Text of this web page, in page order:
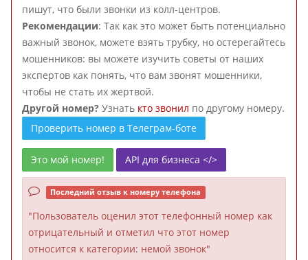
пишут, что были звонки из колл-центров.
Рекомендации: Так как это может быть потенциально
важный звонок, можете взять трубку, но остерегайтесь
мошенников: вы можете изучить советы от наших
экспертов как понять, что вам звонят мошенники,
чтобы не стать их жертвой.
Другой номер? Узнать кто звонил по другому номеру.
Проверить номер в Телеграм-боте
Это мой номер! API для бизнеса </>
Последний отзыв к номеру телефона
"Пользователь оценил этот телефонный номер как
отрицательный и отметил что этот номер
относится к категории: немой звонок"